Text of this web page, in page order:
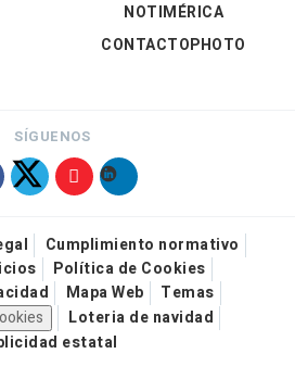
NOTIMÉRICA
CONTACTOPHOTO
SÍGUENOS
Cumplimiento normativo
Política de Cookies
Mapa Web
Temas
Loteria de navidad
estatal